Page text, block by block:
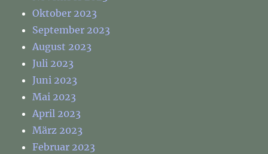
Oktober 2023
September 2023
August 2023
Juli 2023
Juni 2023
Mai 2023
April 2023
März 2023
Februar 2023